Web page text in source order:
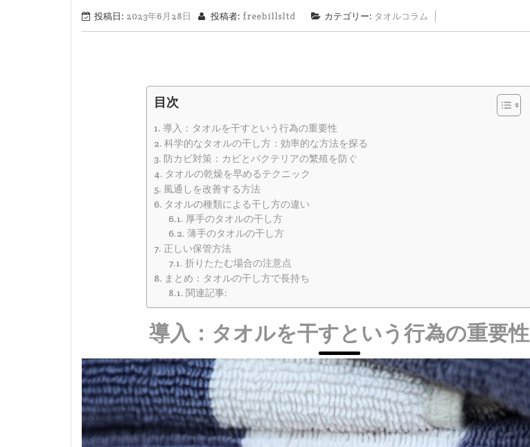
投稿日: 2023年6月28日 投稿者: freebillsltd カテゴリー: タオルコラム
目次
導入：タオルを干すという行為の重要性
科学的なタオルの干し方：効率的な方法を探る
防カビ対策：カビとバクテリアの繁殖を防ぐ
タオルの乾燥を早めるテクニック
風通しを改善する方法
タオルの種類による干し方の違い
厚手のタオルの干し方
薄手のタオルの干し方
正しい保管方法
折りたたむ場合の注意点
まとめ：タオルの干し方で長持ち
関連記事:
導入：タオルを干すという行為の重要性